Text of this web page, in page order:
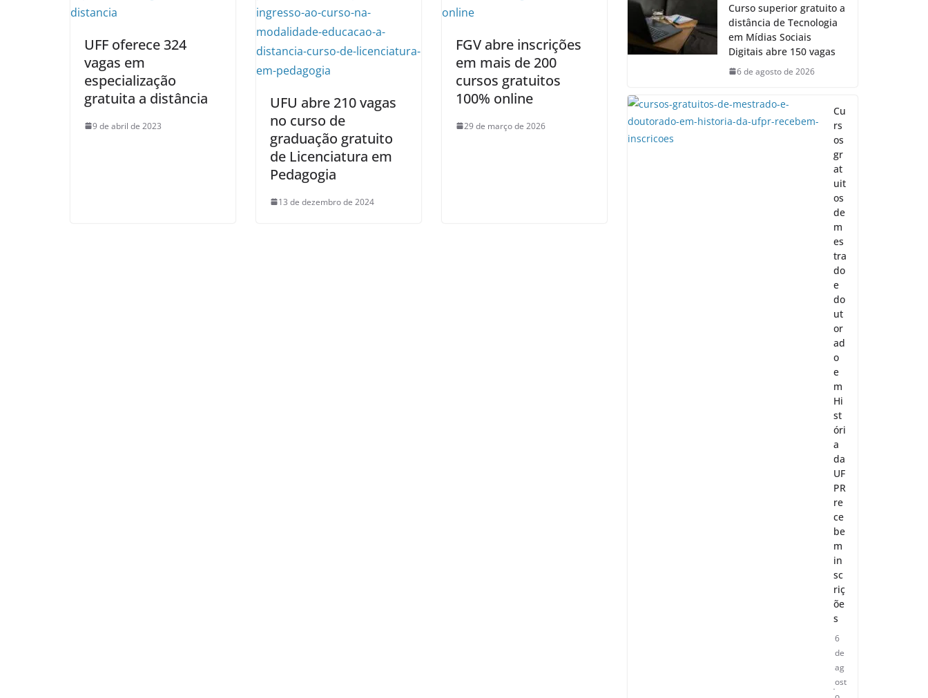
UFF oferece 324
vagas em
especialização
gratuita a distância
9 de abril de 2023
UFU abre 210 vagas
no curso de
graduação gratuito
de Licenciatura em
Pedagogia
13 de dezembro de 2024
FGV abre inscrições
em mais de 200
cursos gratuitos
100% online
29 de março de 2026
Curso superior gratuito a
distância de Tecnologia
em Mídias Sociais
Digitais abre 150 vagas
6 de agosto de 2026
Cu
rs
os
gr
at
uit
os
de
m
es
tra
do
e
do
ut
or
ad
o
e
m
Hi
st
óri
a
da
UF
PR
re
ce
be
m
in
sc
riç
õe
s
6
de
ag
ost